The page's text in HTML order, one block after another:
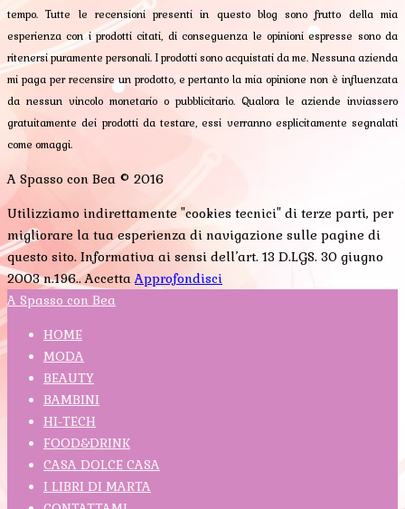
tempo. Tutte le recensioni presenti in questo blog sono frutto della mia
esperienza con i prodotti citati, di conseguenza le opinioni espresse sono da
ritenersi puramente personali. I prodotti sono acquistati da me. Nessuna azienda
mi paga per recensire un prodotto, e pertanto la mia opinione non è influenzata
da nessun vincolo monetario o pubblicitario. Qualora le aziende inviassero
gratuitamente dei prodotti da testare, essi verranno esplicitamente segnalati
come omaggi.
A Spasso con Bea © 2016
Utilizziamo indirettamente "cookies tecnici" di terze parti, per
migliorare la tua esperienza di navigazione sulle pagine di
questo sito. Informativa ai sensi dell’art. 13 D.LGS. 30 giugno
2003 n.196..Accetta Approfondisci
A Spasso con Bea
HOME
MODA
BEAUTY
BAMBINI
HI-TECH
FOOD&DRINK
CASA DOLCE CASA
I LIBRI DI MARTA